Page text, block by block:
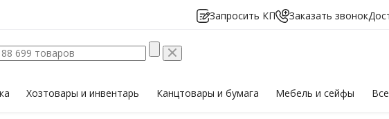
Запросить КП Заказать звонок
Хозтоварыи инвентарь Канцтовары и бумага Мебельи сейфы